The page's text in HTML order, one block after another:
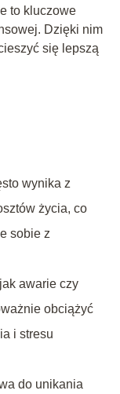
to kluczowe
Dzięki nim
się lepszą
wynika z
życia, co
sobie z
awarie czy
obciążyć
i stresu
do unikania